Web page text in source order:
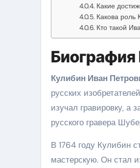
Какие
Какова роль
Кто такой
Биография
Кулибин Иван
русских
изучал гравировку, а
русского гравера
В 1764 году Кулибин
мастерскую. Он стал